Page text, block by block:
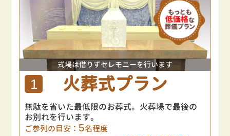
式場は借りずセレモニーを行います
1 火葬式プラン
無駄を省いた最低限のお葬式。火葬場で最後の
お別れを行います。
ご参列の目安： 5名程度